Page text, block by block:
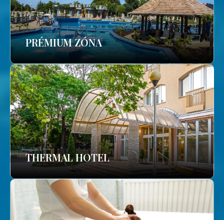
PRÉMIUM ZÓNA
THERMAL HOTEL